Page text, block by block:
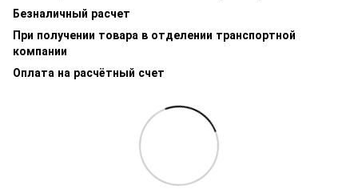
Безналичный расчет
При получении товара в отделении транспортной
компании
Оплата на расчётный счет